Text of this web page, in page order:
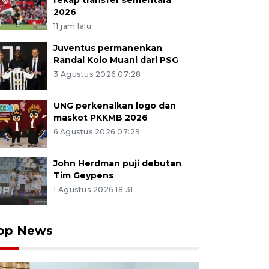
2026
11 jam lalu
Juventus permanenkan
Randal Kolo Muani dari PSG
3 Agustus 2026 07:28
UNG perkenalkan logo dan
maskot PKKMB 2026
6 Agustus 2026 07:29
John Herdman puji debutan
Tim Geypens
1 Agustus 2026 18:31
News